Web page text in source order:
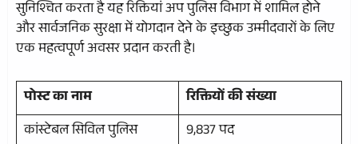
सुनिश्चित करता है यह रिक्तियां अप पुलिस विभाग में शामिल होने
और सार्वजनिक सुरक्षा में योगदान देने के इच्छुक उम्मीदवारों के लिए
एक महत्वपूर्ण अवसर प्रदान करती है।
पोस्ट का नाम
रिक्तियों की संख्या
कांस्टेबल सिविल पुलिस
9,837 पद